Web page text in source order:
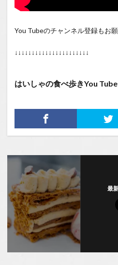
You Tubeのチャンネル登録もお願
↓↓↓↓↓↓↓↓↓↓↓↓↓↓↓↓↓↓↓↓↓↓
はいしゃの食べ歩きYou
最